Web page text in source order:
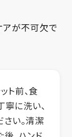
アが不可欠で
ト前、食
に洗い、
い。清潔